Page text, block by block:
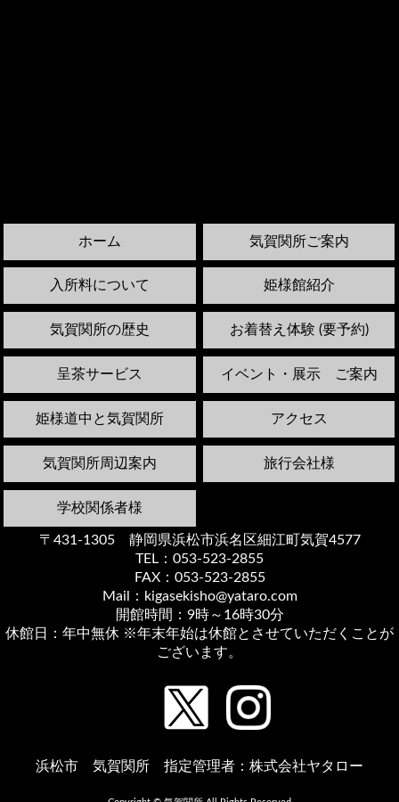
ホーム 気賀関所ご案内
入所料について 姫様館紹介
気賀関所の歴史 お着替え体験 (要予約)
呈茶サービス イベント・展示 ご案内
姫様道中と気賀関所 アクセス
気賀関所周辺案内 旅行会社様
学校関係者様
〒431-1305 静岡県浜松市浜名区細江町気賀4577
TEL：053-523-2855
FAX：053-523-2855
Mail：kigasekisho@yataro.com
開館時間：9時～16時30分
休館日：年中無休 ※年末年始は休館とさせていただくことが
ございます。
浜松市 気賀関所 指定管理者：株式会社ヤタロー